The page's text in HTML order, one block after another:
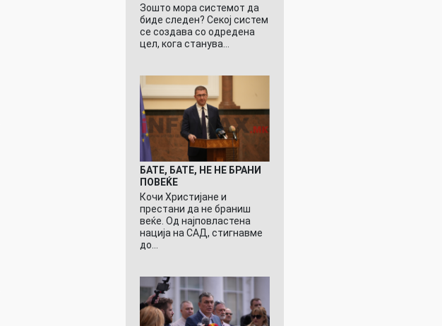
Зошто мора системот да
биде следен? Секој систем
се создава со одредена
цел, кога станува…
БАТЕ, БАТЕ, НЕ НЕ БРАНИ
ПОВЕЌЕ
Кочи Христијане и
престани да не браниш
веќе. Од најповластена
нација на САД, стигнавме
до…